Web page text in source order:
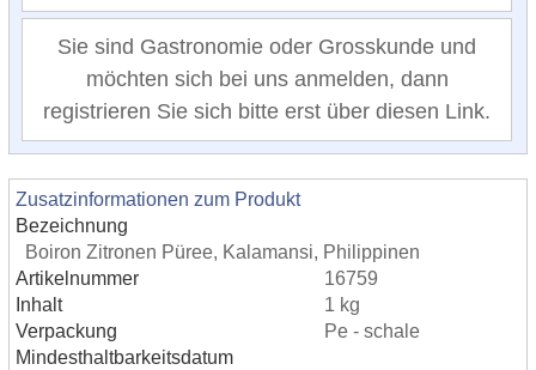
Sie sind Gastronomie oder Grosskunde und
möchten sich bei uns anmelden, dann
registrieren Sie sich bitte erst über diesen Link.
Zusatzinformationen zum Produkt
Bezeichnung
Boiron Zitronen Püree, Kalamansi, Philippinen
Artikelnummer
16759
Inhalt
1 kg
Verpackung
Pe - schale
Mindesthaltbarkeitsdatum